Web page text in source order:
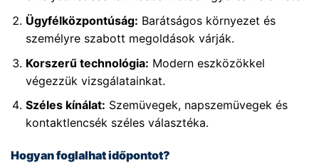
Ügyfélközpontúság: Barátságos környezet és
személyre szabott megoldások várják.
Korszerű technológia: Modern eszközökkel
végezzük vizsgálatainkat.
Széles kínálat: Szemüvegek, napszemüvegek és
kontaktlencsék széles választéka.
Hogyan foglalhat időpontot?